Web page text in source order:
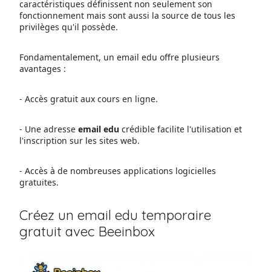
caractéristiques définissent non seulement son
fonctionnement mais sont aussi la source de tous les
privilèges qu'il possède.
Fondamentalement, un email edu offre plusieurs
avantages :
- Accès gratuit aux cours en ligne.
- Une adresse email educrédible facilite l'utilisation et
l'inscription sur les sites web.
- Accès à de nombreuses applications logicielles
gratuites.
Créez un email edu temporaire
gratuit avec Beeinbox